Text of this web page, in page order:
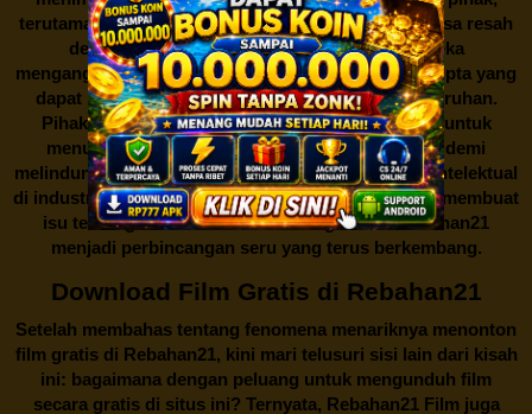
terutama produsen film dan pemilik hak cipta, merasa resah
dengan maraknya situs-situs seperti ini. Mereka
menganggapnya sebagai bentuk pelanggaran hak cipta yang
dapat merugikan industri perfilman secara keseluruhan.
Pihak berwenang pun turut terlibat dalam upaya untuk
menutup situs-situs ilegal semacam Rebahan21 demi
melindungi keberlangsungan bisnis dan kekayaan intelektual
di industri hiburan. Konflik kepentingan inilah yang membuat
isu tentang menonton film secara gratis diRebahan21
menjadi perbincangan seru yang terus berkembang.
Download Film Gratis di Rebahan21
Setelah membahas tentang fenomena menariknya menonton
film gratis di Rebahan21, kini mari telusuri sisi lain dari kisah
ini: bagaimana dengan peluang untuk mengunduh film
secara gratis di situs ini? Ternyata, Rebahan21 Film juga